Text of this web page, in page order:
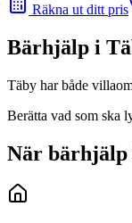
Räkna ut ditt pris
Bärhjälp i
Täby har både
Berätta vad som ska
När bärhjälp